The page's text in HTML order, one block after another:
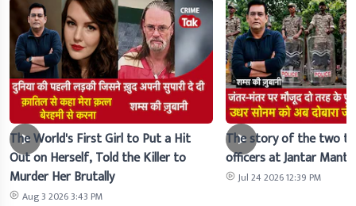
The World's First Girl to Put a Hit
Out on Herself, Told the Killer to
Murder Her Brutally
Aug 3 2026 3:43 PM
The story of the two
officers at Jantar
Jul 24 2026 12:39 PM